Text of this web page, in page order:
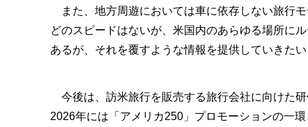
また、地方周遊においては車に依存しない旅行
どのスピードはないが、米国内のあらゆる場所に
あるが、それを覆すような情報を提供していきたい
今後は、訪米旅行を販売する旅行会社に向けた
2026年には「アメリカ250」プロモーションの一